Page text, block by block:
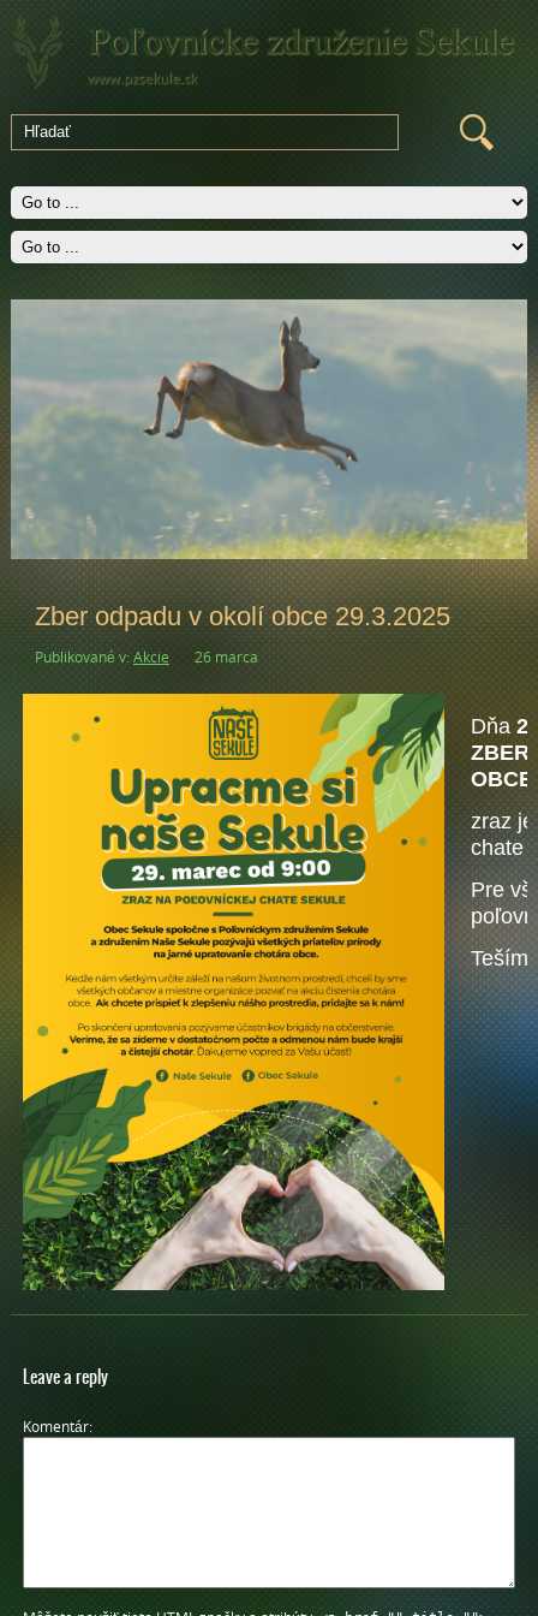
Zber odpadu v okolí obce 29.3.2025
Publikované v:Akcie 26 marca
Dňa
ZBER
zraz
chate
Pre
Leave a reply
Komentár